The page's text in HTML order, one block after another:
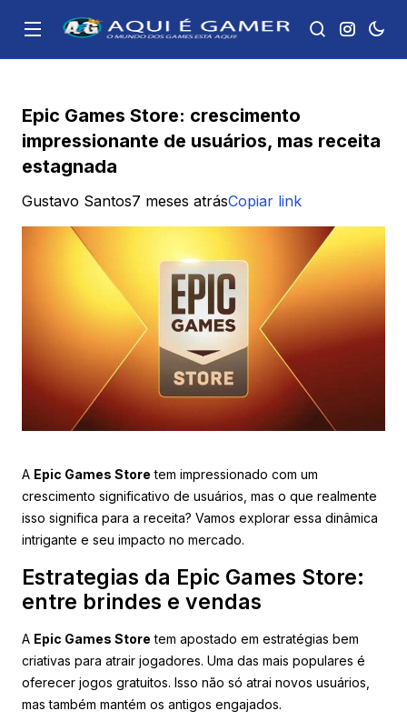
Epic Games Store: crescimento
impressionante de usuários, mas receita
estagnada
Gustavo Santos7 meses atrásCopiar link
A Epic Games Store tem impressionado com um
crescimento significativo de usuários, mas o que realmente
isso significa para a receita? Vamos explorar essa dinâmica
intrigante e seu impacto no mercado.
Estrategias da Epic Games Store:
entre brindes e vendas
A Epic Games Store tem apostado em estratégias bem
criativas para atrair jogadores. Uma das mais populares é
oferecer jogos gratuitos. Isso não só atrai novos usuários,
mas também mantém os antigos engajados.